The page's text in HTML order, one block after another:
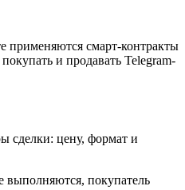
применяются смарт-контракты
и продавать Telegram-
сделки: цену, формат и
выполняются, покупатель